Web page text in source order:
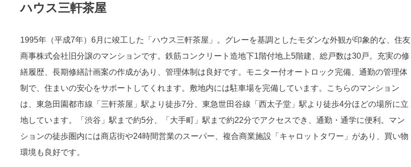
ハウス三軒茶屋
1995年（平成7年）6月に竣工した「ハウス三軒茶屋」。グレーを基調としたモダンな外観が印象的な、住友
商事株式会社旧分譲のマンションです。鉄筋コンクリート造地下1階付地上5階建、総戸数は30戸。充実の修
繕履歴、長期修繕計画案の作成があり、管理体制は良好です。モニター付オートロック完備、通勤の管理体
制で、住まいの安心をサポートしてくれます。敷地内には駐車場を完備しています。こちらのマンション
は、東急田園都市線「三軒茶屋」駅より徒歩7分、東急世田谷線「西太子堂」駅より徒歩4分ほどの場所に立
地しています。「渋谷」駅まで約5分、「大手町」駅まで約22分でアクセスでき、通勤・通学に便利。マン
ションの徒歩圏内には商店街や24時間営業のスーパー、複合商業施設「キャロットタワー」があり、買い物
環境も良好です。